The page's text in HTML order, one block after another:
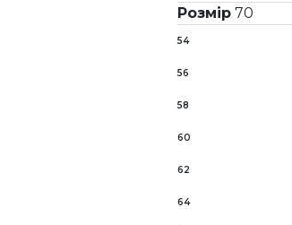
Розмір 70
54
56
58
60
62
64